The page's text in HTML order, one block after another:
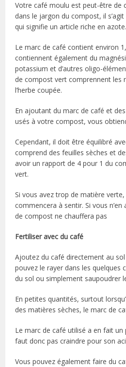
Votre café moulu est peut-être de
dans le jargon du compost, il
qui signifie un article riche en azote.
Le marc de café contient environ
contiennent également du
potassium et d’autres oligo-
de compost vert comprennent les
l’herbe coupée.
En ajoutant du marc de café et
usés à votre compost, vous
Cependant, il doit être équilibré
comprend des feuilles sèches et
avoir un rapport de 4 pour 1 du
vert.
Si vous avez trop de matière
commencera à sentir. Si vous n’en
de compost ne chauffera pas
Fertiliser avec du café
Ajoutez du café directement au
pouvez le rayer dans les quelques
du sol ou simplement saupoudrer
En petites quantités, surtout
des matières sèches, le marc de
Le marc de café utilisé a en fait un
faut donc pas craindre pour son
Vous pouvez également faire du